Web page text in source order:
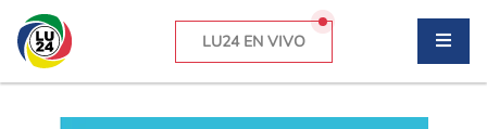
LU24 EN VIVO